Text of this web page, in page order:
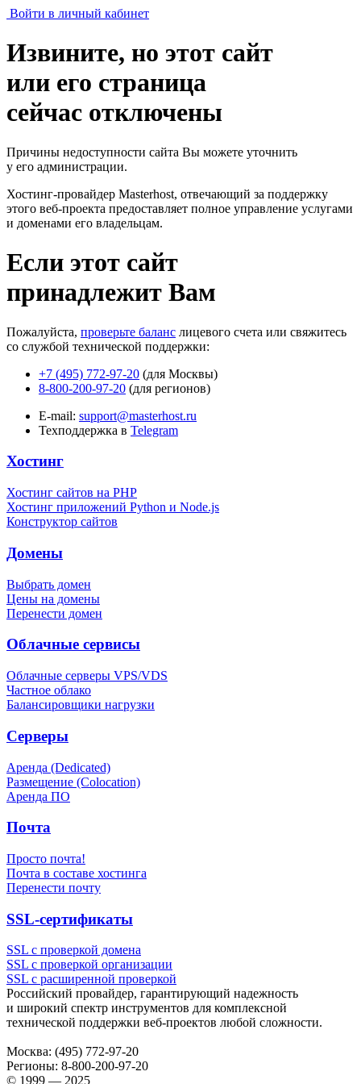
Войти в личный кабинет
Извините, но этот сайт
или его страница
сейчас отключены
Причины недоступности сайта Вы можете уточнить
у его администрации.
Хостинг-провайдер Masterhost, отвечающий за поддержку
этого веб-проекта предоставляет полное управление услугами
и доменами его владельцам.
Если этот сайт
принадлежит Вам
Пожалуйста, проверьте баланс лицевого счета или свяжитесь
со службой технической поддержки:
+7 (495) 772-97-20 (для Москвы)
8-800-200-97-20 (для регионов)
E-mail: support@masterhost.ru
Техподдержка в Telegram
Хостинг
Хостинг сайтов на PHP
Хостинг приложений Python и Node.js
Конструктор сайтов
Домены
Выбрать домен
Цены на домены
Перенести домен
Облачные сервисы
Облачные серверы VPS/VDS
Частное облако
Балансировщики нагрузки
Серверы
Аренда (Dedicated)
Размещение (Colocation)
Аренда ПО
Почта
Просто почта!
Почта в составе хостинга
Перенести почту
SSL-сертификаты
SSL с проверкой домена
SSL с проверкой организации
SSL с расширенной проверкой
Российский провайдер, гарантирующий надежность
и широкий спектр инструментов для комплексной
технической поддержки веб-проектов любой сложности.
Москва: (495) 772-97-20
Регионы: 8-800-200-97-20
© 1999 — 2025